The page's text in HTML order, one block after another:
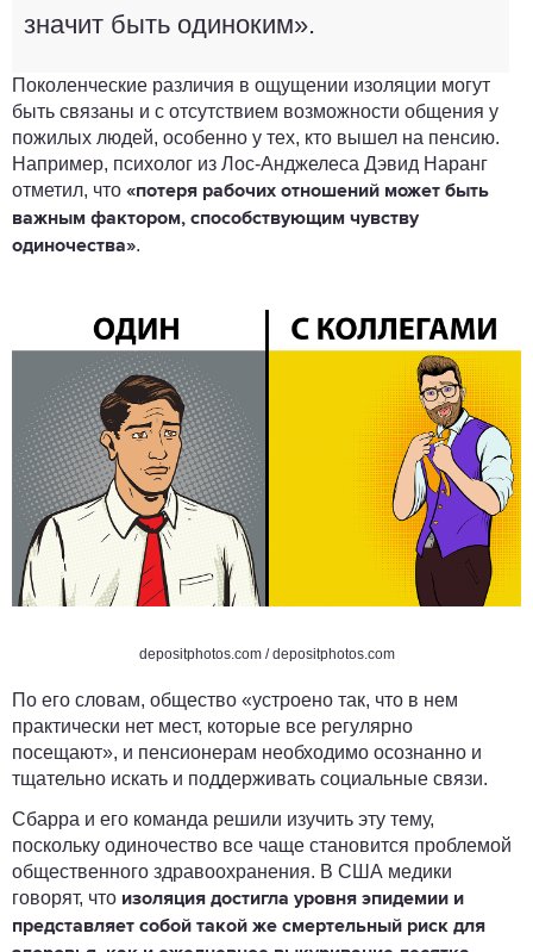
значит быть одиноким».
Поколенческие различия в ощущении изоляции могут
быть связаны и с отсутствием возможности общения у
пожилых людей, особенно у тех, кто вышел на пенсию.
Например, психолог из Лос-Анджелеса Дэвид Наранг
отметил, что «потеря рабочих отношений может быть
важным фактором, способствующим чувству
одиночества».
depositphotos.com/depositphotos.com
По его словам, общество «устроено так, что в нем
практически нет мест, которые все регулярно
посещают», и пенсионерам необходимо осознанно и
тщательно искать и поддерживать социальные связи.
Сбарра и его команда решили изучить эту тему,
поскольку одиночество все чаще становится проблемой
общественного здравоохранения. В США медики
говорят, что изоляция достигла уровня эпидемии и
представляет собой такой же смертельный риск для